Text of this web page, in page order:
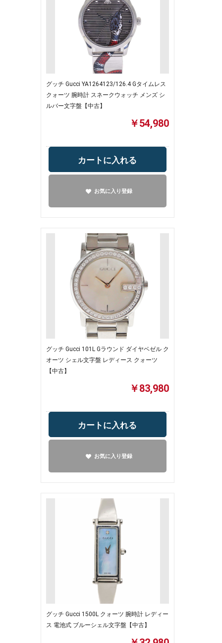
グッチ Gucci YA1264123/126.4 Gタイムレス
クォーツ 腕時計 スネークウォッチ メンズ シ
ルバー文字盤【中古】
￥54,980
カートに入れる
お気に入り登録
グッチ Gucci 101L Gラウンド ダイヤベゼル ク
オーツ シェル文字盤 レディース クォーツ
【中古】
￥83,980
カートに入れる
お気に入り登録
グッチ Gucci 1500L クォーツ 腕時計 レディー
ス 電池式 ブルーシェル文字盤【中古】